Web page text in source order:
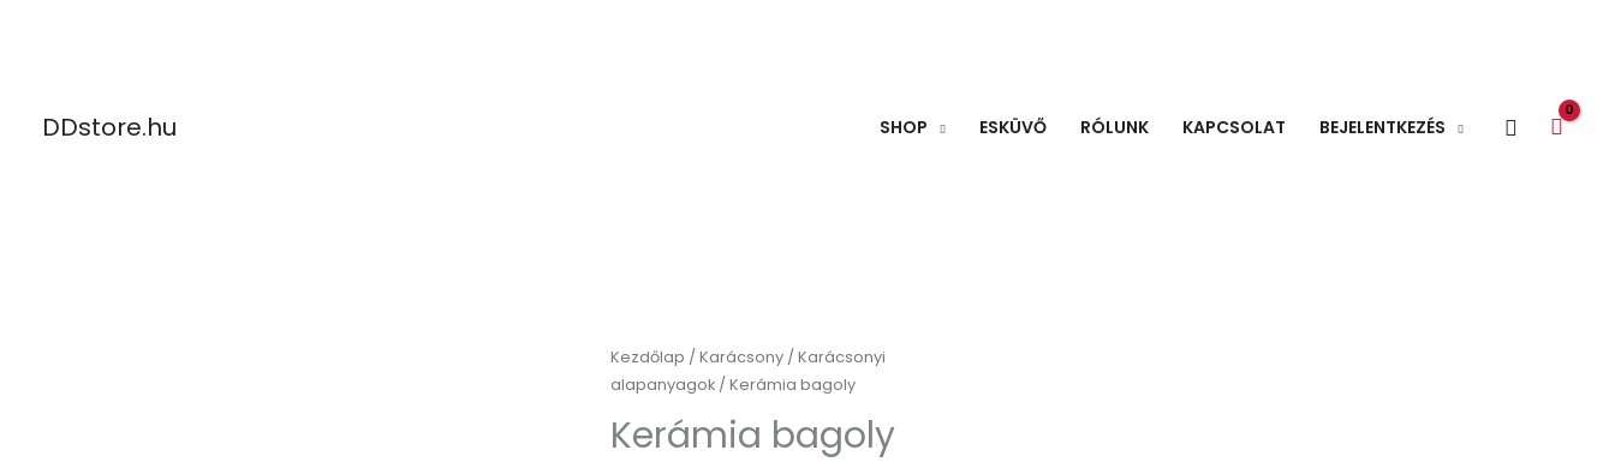
DDstore.hu SHOP ESKÜVŐ RÓLUNK KAPCSOLAT BEJELENTKEZÉS Search
Kezdőlap /Karácsony /Karácsonyi
alapanyagok / Kerámia bagoly
Kerámia bagoly
Kerámia
bagoly
mennyiség